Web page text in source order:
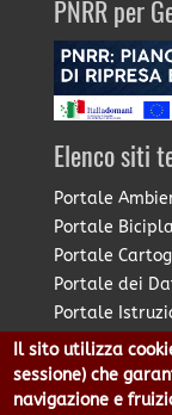
PNRR per
Elenco siti
Portale
Portale
Portale
Portale dei
Portale
Portale
Portale Piano
Portale PUMS
Il sito utilizza
sessione) che
navigazione e